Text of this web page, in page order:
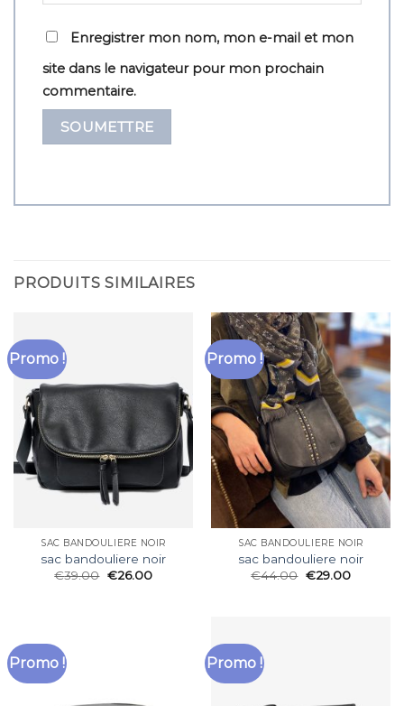
Enregistrer mon nom, mon e-mail et mon
site dans le navigateur pour mon prochain
commentaire.
PRODUITS SIMILAIRES
Promo !
SAC BANDOULIERE NOIR
sac bandouliere noir
€39.00 €26.00
Promo !
SAC BANDOULIERE NOIR
sac bandouliere noir
€44.00 €29.00
Promo ! Promo !